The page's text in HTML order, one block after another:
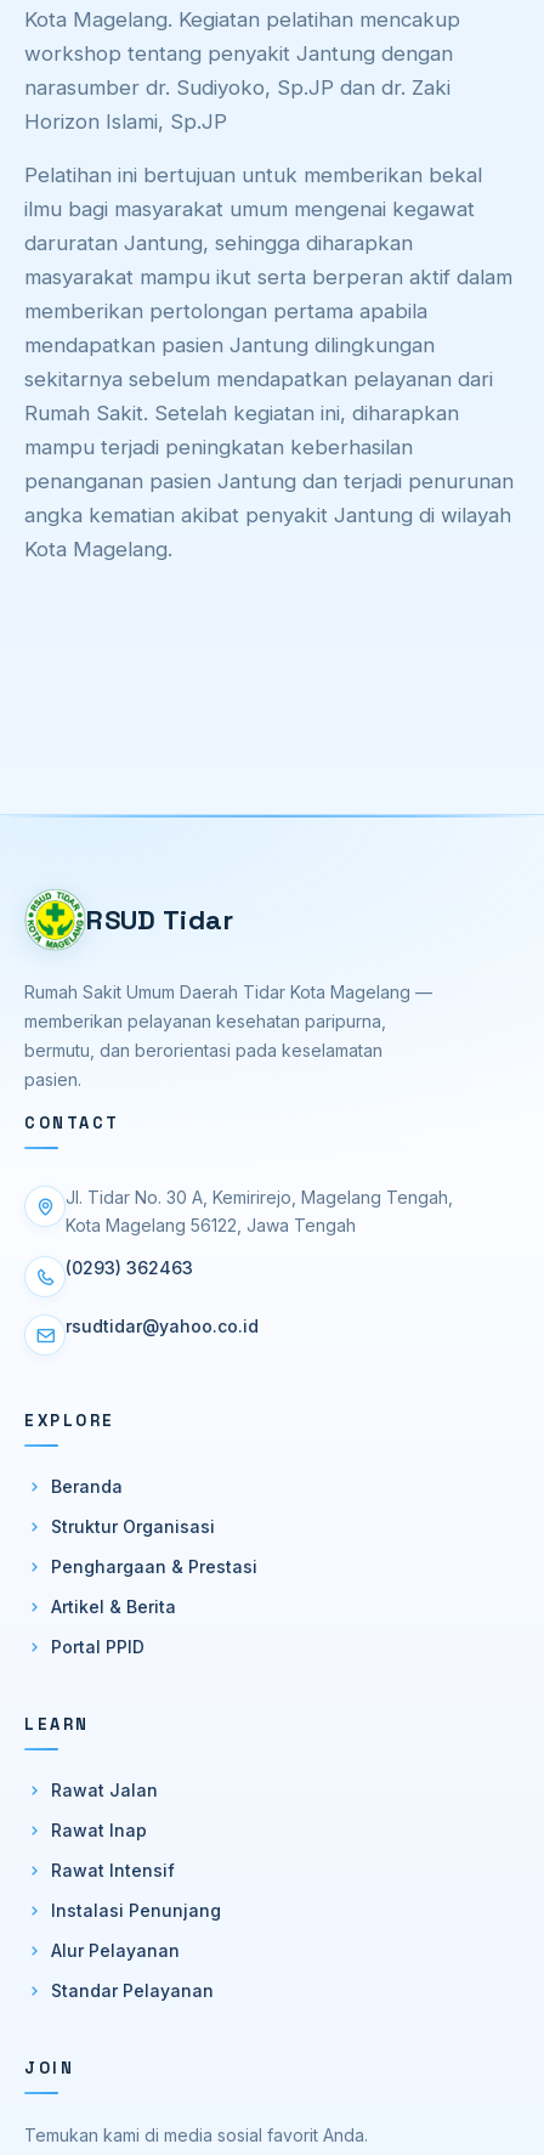
Kota Magelang. Kegiatan pelatihan mencakup
workshop tentang penyakit Jantung dengan
narasumber dr. Sudiyoko, Sp.JP dan dr. Zaki
Horizon Islami, Sp.JP
Pelatihan ini bertujuan untuk memberikan bekal
ilmu bagi masyarakat umum mengenai kegawat
daruratan Jantung, sehingga diharapkan
masyarakat mampu ikut serta berperan aktif dalam
memberikan pertolongan pertama apabila
mendapatkan pasien Jantung dilingkungan
sekitarnya sebelum mendapatkan pelayanan dari
Rumah Sakit. Setelah kegiatan ini, diharapkan
mampu terjadi peningkatan keberhasilan
penanganan pasien Jantung dan terjadi penurunan
angka kematian akibat penyakit Jantung di wilayah
Kota Magelang.
RSUD Tidar
Rumah Sakit Umum Daerah Tidar Kota Magelang —
memberikan pelayanan kesehatan paripurna,
bermutu, dan berorientasi pada keselamatan
pasien.
CONTACT
Jl. Tidar No. 30 A, Kemirirejo, Magelang Tengah,
Kota Magelang 56122, Jawa Tengah
(0293) 362463
rsudtidar@yahoo.co.id
EXPLORE
Beranda
Struktur Organisasi
Penghargaan & Prestasi
Artikel & Berita
Portal PPID
LEARN
Rawat Jalan
Rawat Inap
Rawat Intensif
Instalasi Penunjang
Alur Pelayanan
Standar Pelayanan
JOIN
Temukan kami di media sosial favorit Anda.